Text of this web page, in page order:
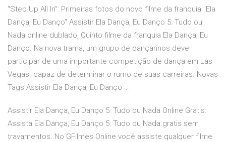
"Step Up All In": Primeiras fotos do novo filme da franquia "Ela
Dança, Eu Danço" Assistir Ela Dança, Eu Danço 5: Tudo ou
Nada online dublado, Quinto filme da franquia Ela Dança, Eu
Danço. Na nova trama, um grupo de dançarinos deve
participar de uma importante competição de dança em Las
Vegas. capaz de determinar o rumo de suas carreiras. Novas
Tags Assistir Ela Dança, Eu Danço …
Assistir Ela Dança, Eu Danço 5: Tudo ou Nada Online Gratis.
Assista Ela Dança, Eu Danço 5: Tudo ou Nada gratis sem
travamentos. No GFilmes Online você assiste qualquer filme